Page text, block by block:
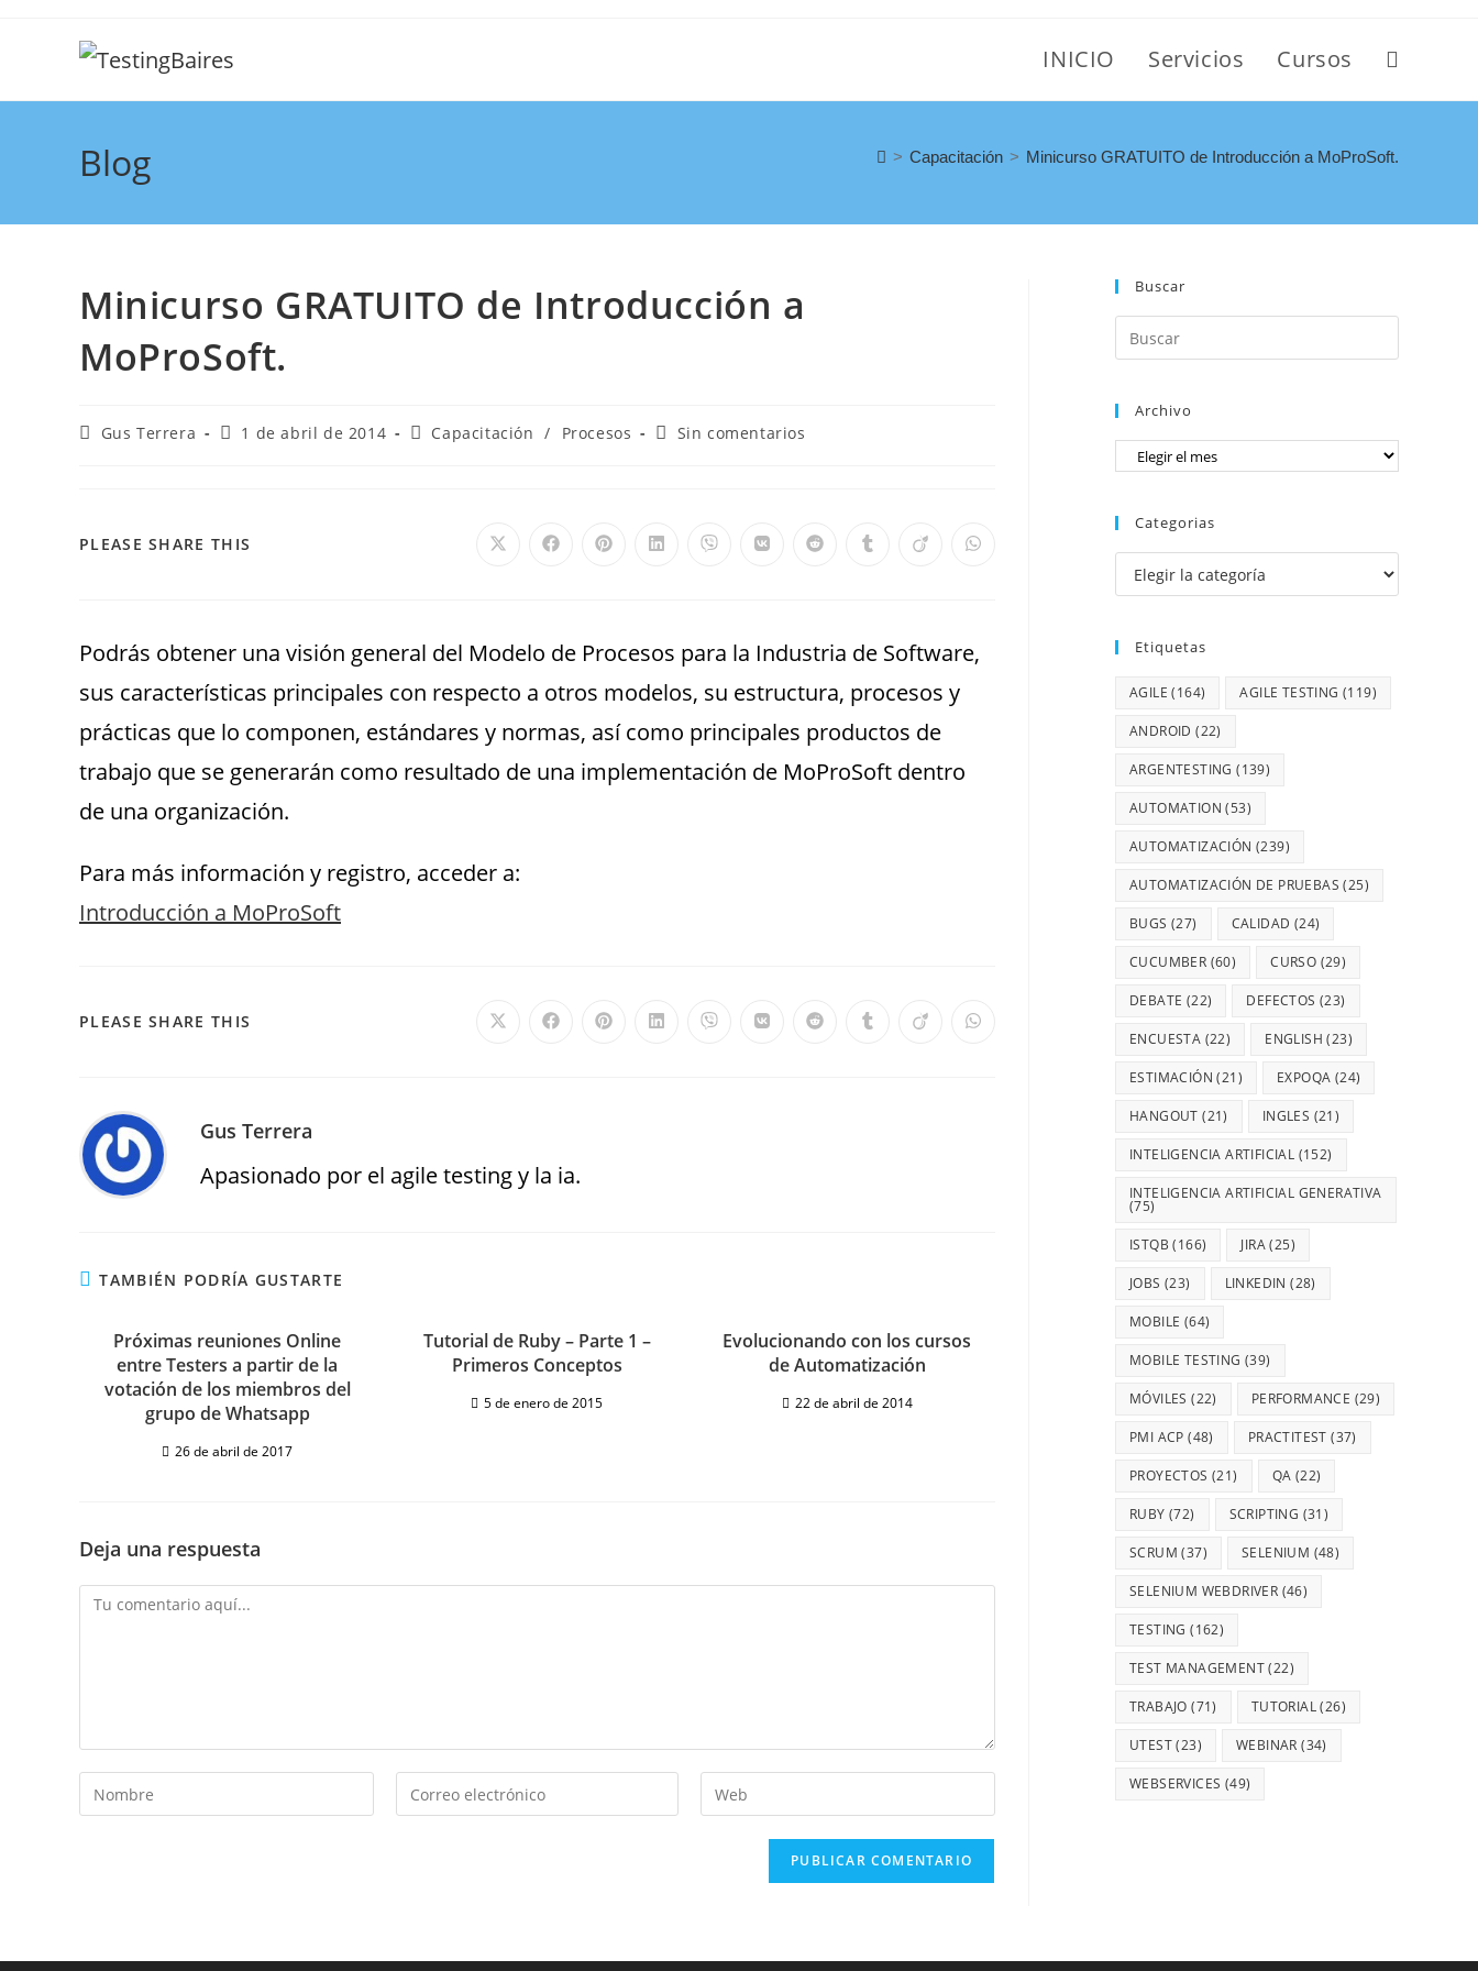
INICIO Servicios Cursos
Blog > Capacitación > Minicurso GRATUITO de Introducción a MoProSoft.
Minicurso GRATUITO de Introducción a
MoProSoft.
Gus Terrera 1 de abril de 2014 Capacitación / Procesos Sin comentarios
PLEASE SHARE THIS
Podrás obtener una visión general del Modelo de Procesos para la Industria de Software,
sus características principales con respecto a otros modelos, su estructura, procesos y
prácticas que lo componen, estándares y normas, así como principales productos de
trabajo que se generarán como resultado de una implementación de MoProSoft dentro
de una organización.
Para más información y registro, acceder a:
Introducción a MoProSoft
PLEASE SHARE THIS
Gus Terrera
Apasionado por el agile testing y la ia.
TAMBIÉN PODRÍA GUSTARTE
Próximas reuniones Online
entre Testers a partir de la
votación de los miembros del
grupo de Whatsapp
26 de abril de 2017
Tutorial de Ruby – Parte 1 –
Primeros Conceptos
5 de enero de 2015
Evolucionando con los cursos
de Automatización
22 de abril de 2014
Deja una respuesta
Buscar
Archivo
Categorias
Etiquetas
AGILE (164) AGILE TESTING (119)
ANDROID (22)
ARGENTESTING (139)
AUTOMATION (53)
AUTOMATIZACIÓN (239)
AUTOMATIZACIÓN DE PRUEBAS (25)
BUGS (27) CALIDAD (24)
CUCUMBER (60) CURSO (29)
DEBATE (22) DEFECTOS (23)
ENCUESTA (22) ENGLISH (23)
ESTIMACIÓN (21) EXPOQA (24)
HANGOUT (21) INGLES (21)
INTELIGENCIA ARTIFICIAL (152)
INTELIGENCIA ARTIFICIAL GENERATIVA
(75)
ISTQB (166) JIRA(25)
JOBS (23) LINKEDIN (28)
MOBILE (64)
MOBILE TESTING (39)
MÓVILES (22) PERFORMANCE (29)
PMI ACP (48) PRACTITEST (37)
PROYECTOS (21) QA (22)
RUBY (72) SCRIPTING (31)
SCRUM (37) SELENIUM (48)
SELENIUM WEBDRIVER (46)
TESTING (162)
TEST MANAGEMENT(22)
TRABAJO (71) TUTORIAL(26)
UTEST(23) WEBINAR (34)
WEBSERVICES (49)